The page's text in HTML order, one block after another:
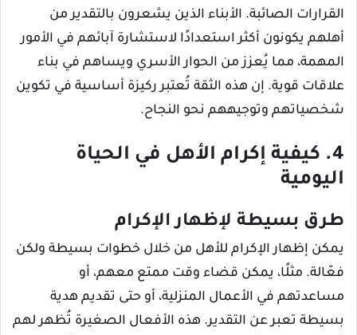
القرارات الصائبة. الأبناء الذين يشعرون بالتقدير من
أهلهم يكونون أكثر استعدادًا لاستشارة آبائهم في الأمور
المهمة، مما يُعزز من الحوار الأسري ويساهم في بناء
علاقات قوية. إن هذه الثقة تُعتبر ركيزة أساسية في تكوين
شخصياتهم وتوجيههم نحو النجاح.
4. كيفية إكرام الأهل في الحياة
اليومية
طرق بسيطة لإظهار الإكرام
يمكن إظهار الإكرام للأهل من خلال خطوات بسيطة ولكن
فعّالة. مثلًا، يمكن قضاء وقت ممتع معهم، أو
مساعدتهم في الأعمال المنزلية، أو حتى تقديم هدية
بسيطة تعبر عن التقدير. هذه الأفعال الصغيرة تُظهر لهم